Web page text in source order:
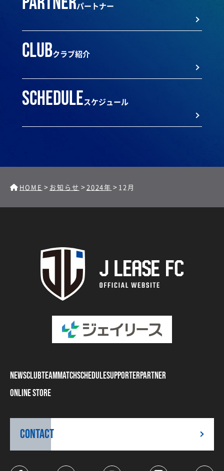
パートナー
clubクラブ紹介
scheduleスケジュール
HOME > お知らせ >2024年 > 12月
NEWSCLUBTEAMMATCHSCHEDULESUPPORTERPARTNER
ONLINE STORE
CONTACT